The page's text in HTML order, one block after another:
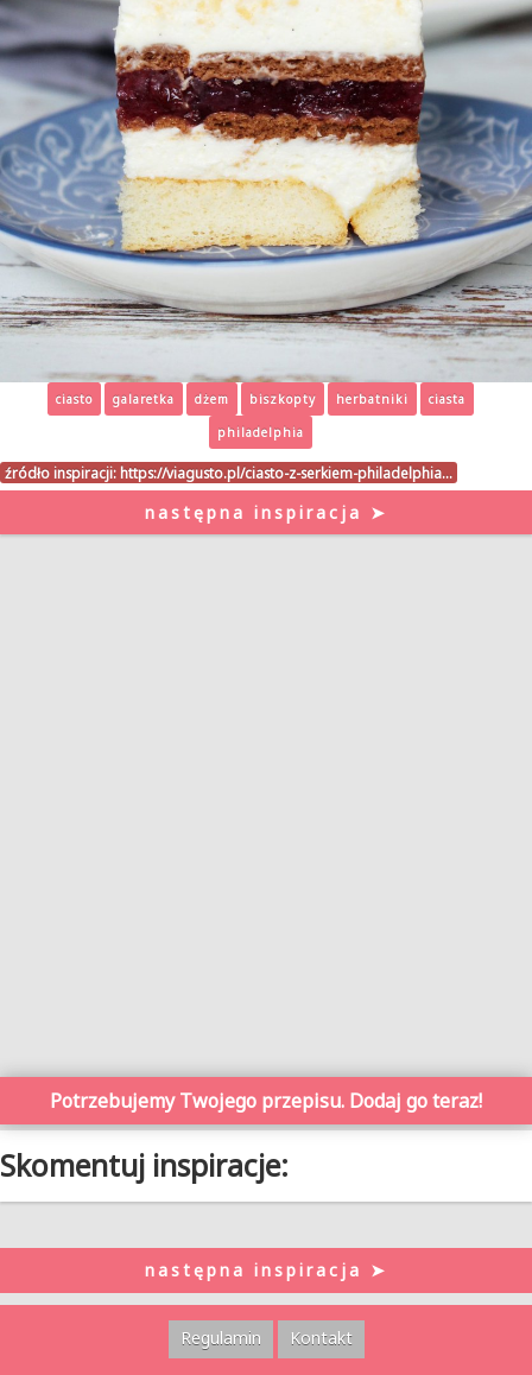
ciasto galaretka dżem biszkopty herbatniki
ciasta
philadelphia
źródło inspiracji: https://viagusto.pl/ciasto-z-serkiem-philadelphia…
następna inspiracja ➤
Potrzebujemy Twojego przepisu. Dodaj go teraz!
Skomentuj inspiracje:
następna inspiracja ➤
Regulamin Kontakt